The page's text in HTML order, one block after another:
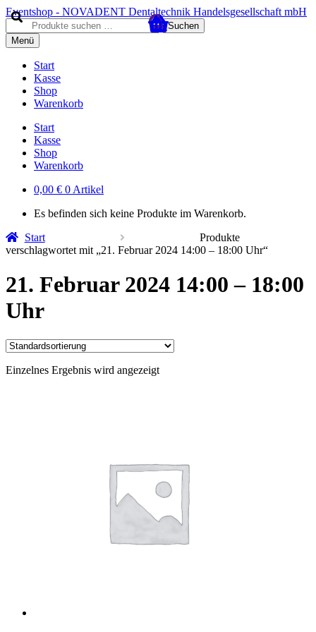
Zur
Navigation
springen
Zum
Inhalt
springen
Eventshop - NOVADENT Dentaltechnik Handelsgesellschaft mbH
Suche
nach:
Suchen
Menü
Start
Kasse
Shop
Warenkorb
Start
Kasse
Shop
Warenkorb
0,00 € 0 Artikel
Es befinden sich keine Produkte im Warenkorb.
Start
Produkte
verschlagwortet mit „21. Februar 2024 14:00 – 18:00 Uhr“
21. Februar 2024 14:00 – 18:00
Uhr
Einzelnes Ergebnis wird angezeigt